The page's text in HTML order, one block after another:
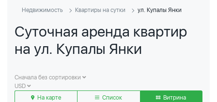
Недвижимость Квартиры на сутки ул. Купалы Янки
Суточная аренда квартир
на ул. Купалы Янки
Сначала без сортировки
USD
На карте
Список Витрина